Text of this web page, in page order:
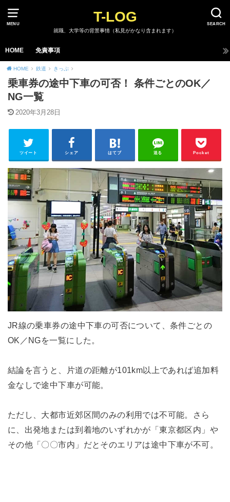
MENU SEARCH
T-LOG
就職、大学等の背景事情（私見がかなり含まれます）
HOME 免責事項
HOME 鉄道 きっぷ
乗車券の途中下車の可否！ 条件ごとのOK／
NG一覧
2020年3月28日
ツイート シェア はてブ 送る Pocket
JR線の乗車券の途中下車の可否について、条件ごとの
OK／NGを一覧にした。
結論を言うと、片道の距離が101km以上であれば追加料
金なしで途中下車が可能。
ただし、大都市近郊区間のみの利用では不可能。さら
に、出発地または到着地のいずれかが「東京都区内」や
その他「〇〇市内」だとそのエリアは途中下車が不可。